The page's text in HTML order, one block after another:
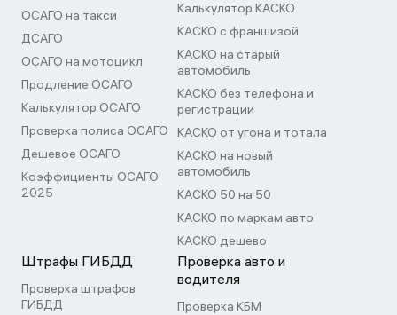
ОСАГО на такси
ДСАГО
ОСАГО на мотоцикл
Продление ОСАГО
Калькулятор ОСАГО
Проверка полиса ОСАГО
Дешевое ОСАГО
Коэффициенты ОСАГО
2025
Калькулятор КАСКО
КАСКО с франшизой
КАСКО на старый
автомобиль
КАСКО без телефона и
регистрации
КАСКО от угона и тотала
КАСКО на новый
автомобиль
КАСКО 50 на 50
КАСКО по маркам авто
КАСКО дешево
Штрафы ГИБДД
Проверка штрафов
ГИБДД
Проверка авто и
водителя
Проверка КБМ